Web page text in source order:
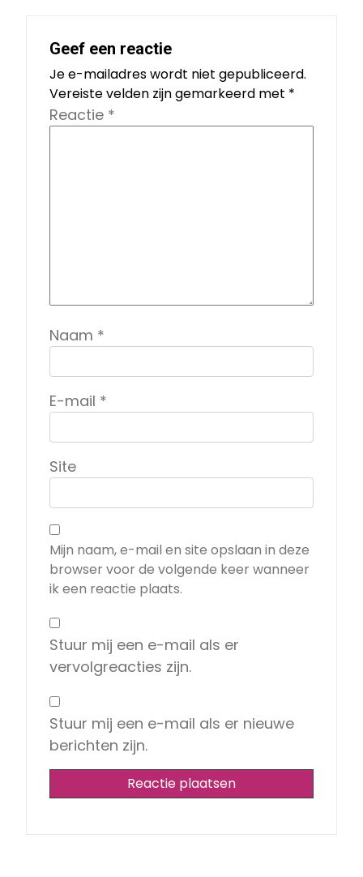
Geef een reactie
Je e-mailadres wordt niet gepubliceerd.
Vereiste velden zijn gemarkeerd met *
Reactie *
Naam *
E-mail *
Site
Mijn naam, e-mail en site opslaan in deze
browser voor de volgende keer wanneer
ik een reactie plaats.
Stuur mij een e-mail als er
vervolgreacties zijn.
Stuur mij een e-mail als er nieuwe
berichten zijn.